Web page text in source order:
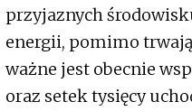
przyjaznych
energii, pomimo
ważne jest obecnie
oraz setek tysięcy